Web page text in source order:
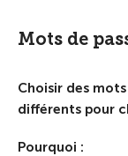
Mots de
Choisir des
différents pour
Pourquoi :